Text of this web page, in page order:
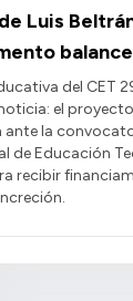
Luis
del CET
el
la
de Educación
recibir